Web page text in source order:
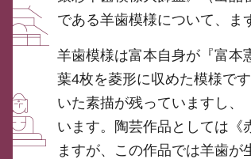
である羊歯模様について、ま
羊歯模様は富本自身が『富本
葉4枚を菱形に収めた模様で
いた素描が残っていますし、
います。陶芸作品としては《
ますが、この作品では羊歯が